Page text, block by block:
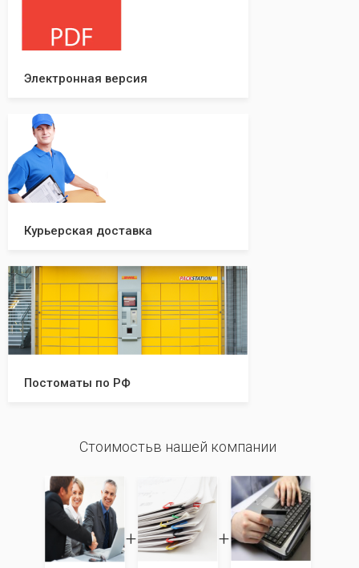
Электронная версия
Курьерская доставка
Постоматы по РФ
Стоимостьв нашей компании